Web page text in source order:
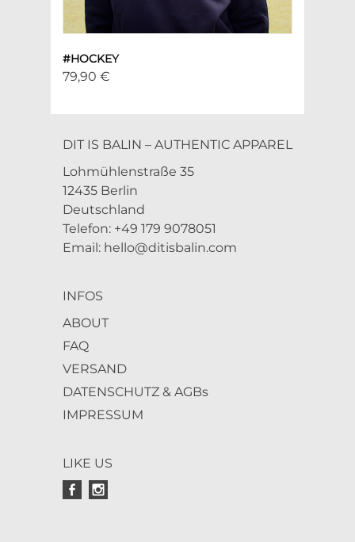
#HOCKEY
79,90 €
DIT IS BALIN – AUTHENTIC APPAREL
Lohmühlenstraße 35
12435 Berlin
Deutschland
Telefon: +49 179 9078051
Email: hello@ditisbalin.com
INFOS
ABOUT
FAQ
VERSAND
DATENSCHUTZ & AGBs
IMPRESSUM
LIKE US